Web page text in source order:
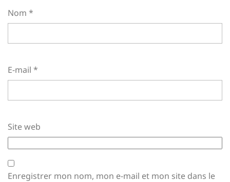
Nom *
E-mail *
Site web
Enregistrer mon nom, mon e-mail et mon site dans le